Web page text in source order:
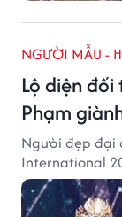
NGƯỜI MẪU -
Lộ diện
Phạm
Người đẹp đại
International